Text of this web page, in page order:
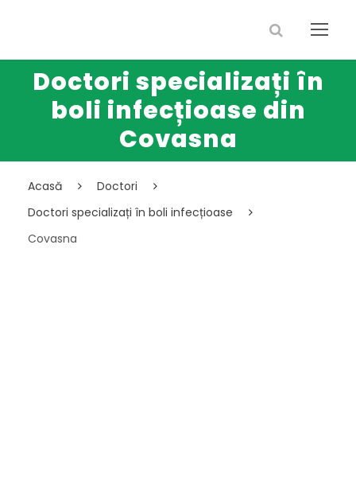
Doctori specializați în
boli infecțioase din
Covasna
Acasă
Doctori
Doctori specializați în boli infecțioase
Covasna